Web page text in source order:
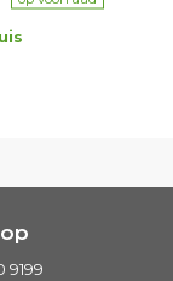
9199